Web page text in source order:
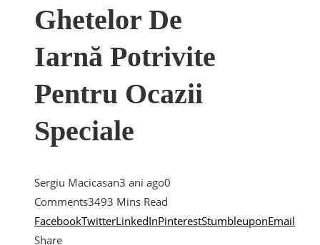
Ghetelor De
Iarnă Potrivite
Pentru Ocazii
Speciale
Sergiu Macicasan3 ani ago0
Comments3493 Mins Read
FacebookTwitterLinkedInPinterestStumbleuponEmail
Share